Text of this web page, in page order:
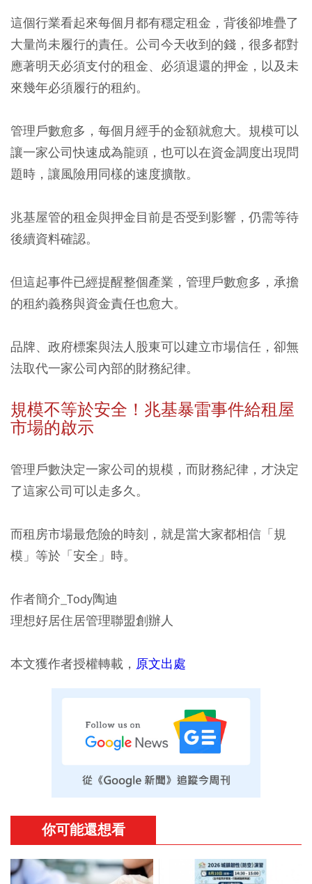
這個行業看起來每個月都有穩定租金，背後卻堆疊了
大量尚未履行的責任。公司今天收到的錢，很多都對
應著明天必須支付的租金、必須退還的押金，以及未
來幾年必須履行的租約。
管理戶數愈多，每個月經手的金額就愈大。規模可以
讓一家公司快速成為龍頭，也可以在資金調度出現問
題時，讓風險用同樣的速度擴散。
兆基屋管的租金與押金目前是否受到影響，仍需等待
後續資料確認。
但這起事件已經提醒整個產業，管理戶數愈多，承擔
的租約義務與資金責任也愈大。
品牌、政府標案與法人股東可以建立市場信任，卻無
法取代一家公司內部的財務紀律。
規模不等於安全！兆基暴雷事件給租屋
市場的啟示
管理戶數決定一家公司的規模，而財務紀律，才決定
了這家公司可以走多久。
而租房市場最危險的時刻，就是當大家都相信「規
模」等於「安全」時。
作者簡介_Tody陶迪
理想好居住居管理聯盟創辦人
本文獲作者授權轉載， 原文出處